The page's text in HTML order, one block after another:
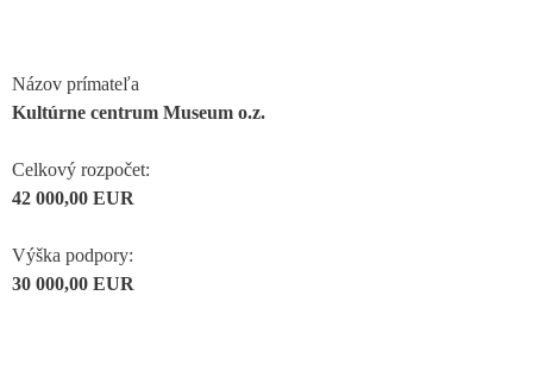
Názov prímateľa
Kultúrne centrum Museum o.z.
Celkový rozpočet:
42 000,00 EUR
Výška podpory:
30 000,00 EUR